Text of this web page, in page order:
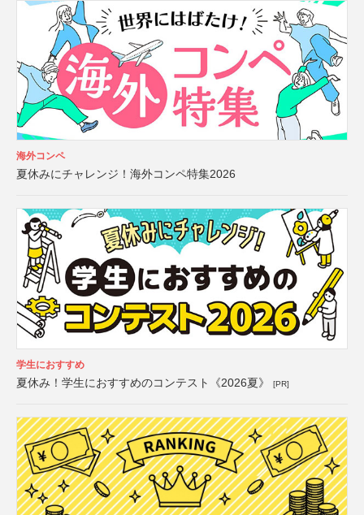
海外コンペ
夏休みにチャレンジ！海外コンペ特集2026
学生におすすめ
夏休み！学生におすすめのコンテスト《2026夏》 [PR]